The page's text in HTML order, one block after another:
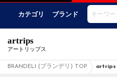
カテゴリ ブランド
artrips
アートリップス
BRANDELI (ブランデリ) TOP artrips